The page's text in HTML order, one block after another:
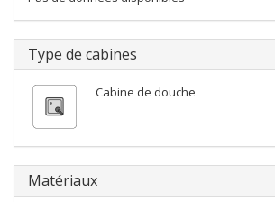
Type de cabines
Cabine de douche
Matériaux